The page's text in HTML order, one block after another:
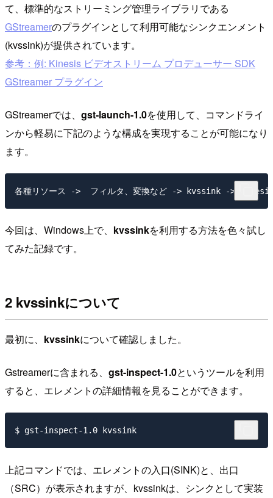
て、標準的なストリーミング管理ライブラリである
GStreamerのプラグインとして利用可能なシンクエンメント
(kvssink)が提供されています。
参考：例: Kinesis ビデオストリーム プロデューサー SDK
GStreamer プラグイン
GStreamerでは、 gst-launch-1.0を使用して、コマンドライ
ンから軽易に下記のような構成を実現することが可能になり
ます。
今回は、Windows上で、 kvssinkを利用する方法を色々試し
てみた記録です。
2 kvssinkについて
最初に、 kvssinkについて確認しました。
Gstreamerに含まれる、 gst-inspect-1.0というツールを利用
すると、エレメントの詳細情報を見ることができます。
上記コマンドでは、エレメントの入口(SINK)と、出口
（SRC）が表示されますが、kvssinkは、シンクとして実装